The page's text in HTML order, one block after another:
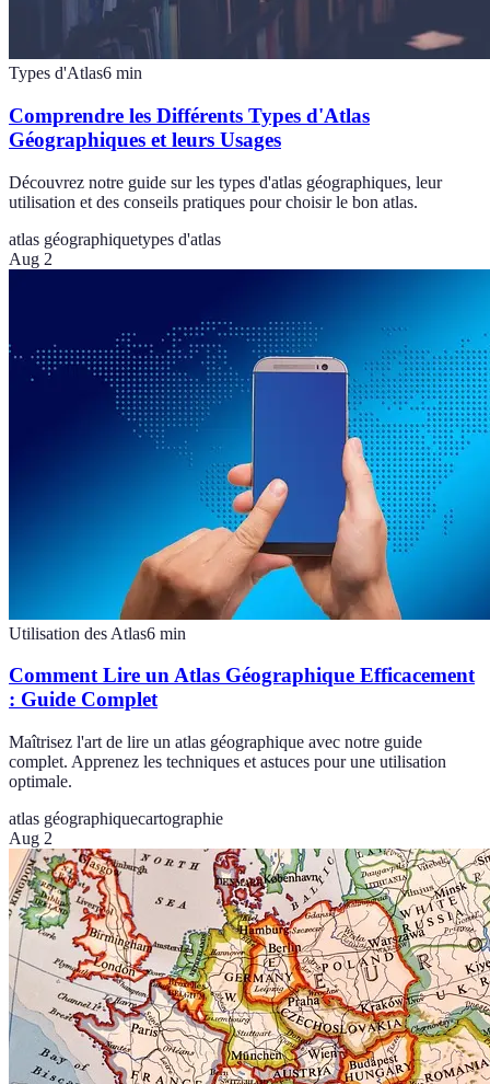
Types d'Atlas6 min
Comprendre les Différents Types d'Atlas
Géographiques et leurs Usages
Découvrez notre guide sur les types d'atlas géographiques, leur
utilisation et des conseils pratiques pour choisir le bon atlas.
atlas géographiquetypes d'atlas
Aug 2
Utilisation des Atlas6 min
Comment Lire un Atlas Géographique Efficacement
: Guide Complet
Maîtrisez l'art de lire un atlas géographique avec notre guide
complet. Apprenez les techniques et astuces pour une utilisation
optimale.
atlas géographiquecartographie
Aug 2